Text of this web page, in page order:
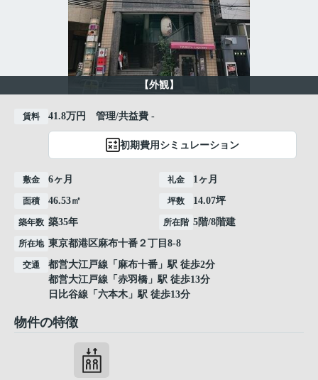
【外観】
賃料 41.8万円 管理/共益費 -
初期費用シミュレーション
敷金 6ヶ月 礼金 1ヶ月
面積 46.53㎡ 坪数 14.07坪
築年数 築35年 所在階 5階/8階建
所在地 東京都港区麻布十番 ２丁目8-8
交通 都営大江戸線 「 麻布十番 」駅 徒歩2分
都営大江戸線 「 赤羽橋 」駅 徒歩13分
日比谷線 「 六本木 」駅 徒歩13分
物件の特徴